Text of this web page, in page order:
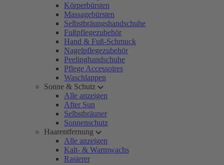
Körperbürsten
Massagebürsten
Selbstbräungshandschuhe
Fußpflegezubehör
Hand & Fuß-Schmuck
Nagelpflegezubehör
Peelinghandschuhe
Pflege Accessoires
Waschlappen
Sonne & Schutz
Alle anzeigen
After Sun
Selbstbräuner
Sonnenschutz
Haarentfernung
Alle anzeigen
Kalt- & Warmwachs
Rasierer